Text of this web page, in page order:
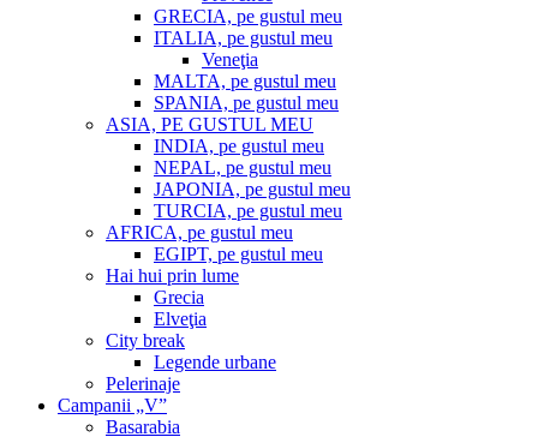
GRECIA, pe gustul meu
ITALIA, pe gustul meu
Veneţia
MALTA, pe gustul meu
SPANIA, pe gustul meu
ASIA, PE GUSTUL MEU
INDIA, pe gustul meu
NEPAL, pe gustul meu
JAPONIA, pe gustul meu
TURCIA, pe gustul meu
AFRICA, pe gustul meu
EGIPT, pe gustul meu
Hai hui prin lume
Grecia
Elveţia
City break
Legende urbane
Pelerinaje
Campanii „V”
Basarabia